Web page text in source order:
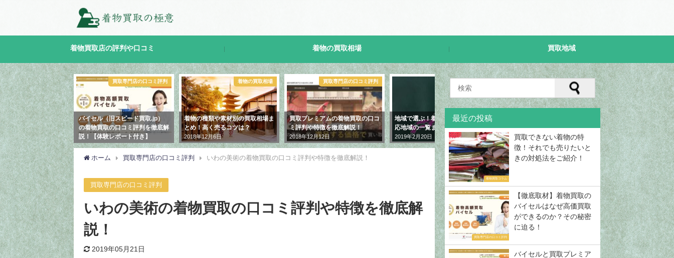
着物買取店の評判や口コミ 着物の買取相場 買取地域
買取専門店の口コミ評判
旧スピード買取.jp）
の口コミ評判を徹底解
レポート付き】
12日
着物の買取相場
着物の種類や素材別の買取相場ま
とめ！高く売るコツは？
2018年12月6日
買取専門店の口コミ評判
買取プレミアムの着物買取の口コ
ミ評判や特徴を徹底解説！
2018年12月12日
買取地域
地域で選ぶ！着物買取専門店の対
応地域の一覧まとめ！
2019年2月20日
買取専門店の口コミ評判
バイセル（旧スピード買取.jp）
の着物買取の口コミ評判を徹底解
説！【体験レポート付き】
2018年12月12日
着物の買取相場
とめ！高く売るコツは？
2018年12月6日
買取専門店の
買取プレミアムの着物買
ミ評判や特徴を徹底解説
2018年12月12日
ホーム 買取専門店の口コミ評判 いわの美術の着物買取の口コミ評判や特徴を徹底解説！
買取専門店の口コミ評判
いわの美術の着物買取の口コミ評判や特徴を徹底解
説！
2019年05月21日
最近の投稿
着物買取コラム
買取できない着物の特
徴！それでも売りたいと
きの対処法をご紹介！
買取専門店の口コミ評判
【徹底取材】着物買取の
バイセルはなぜ高価買取
ができるのか？その秘密
に迫る！
バイセルと買取プレミア